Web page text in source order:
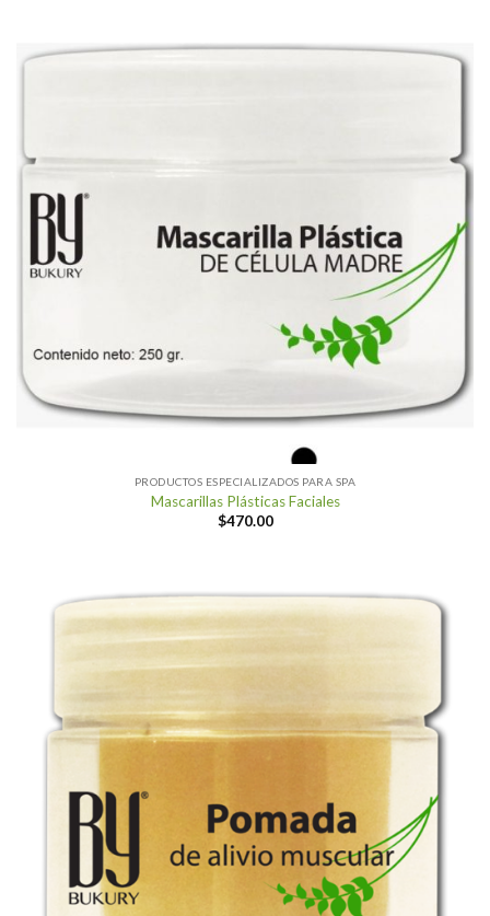
PRODUCTOS ESPECIALIZADOS PARA SPA
Mascarillas Plásticas Faciales
$470.00